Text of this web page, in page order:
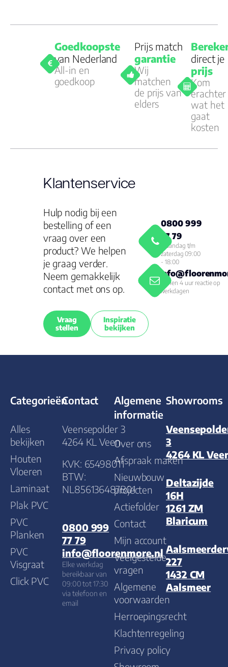
Goedkoopste
van Nederland
All-in en
goedkoop
Prijs match
garantie
Wij
matchen
de prijs van
elders
direct je
prijs
Kom
erachter
wat het
gaat
kosten
Klantenservice
Hulp nodig bij een
bestelling of een
vraag over een
product? We helpen
je graag verder.
Neem gemakkelijk
contact met ons op.
Vraag
stellen
Inspiratie
bekijken
0800 999
77 79
Maandag t/m
zaterdag 09:00
- 18:00
Binnen 4 uur reactie op
werkdagen
Categorieën
Alles
bekijken
Houten
Vloeren
Laminaat
Plak PVC
PVC
Planken
PVC
Visgraat
Click PVC
Contact
Veensepolder 3
4264 KL Veen
KVK: 65498011
BTW:
NL856136487B01
0800 999
77 79
info@floorenmore.nl
Elke werkdag
bereikbaar van
09:00 tot 17:30
via telefoon en
email
Algemene
informatie
Over ons
Afspraak maken
Nieuwbouw
projecten
Actiefolder
Contact
Mijn account
Veelgestelde
vragen
Algemene
voorwaarden
Herroepingsrecht
Klachtenregeling
Privacy policy
Showrooms
3
4264 KL
Deltazijde
16H
1261 ZM
Blaricum
227
1432 CM
Aalsmeer